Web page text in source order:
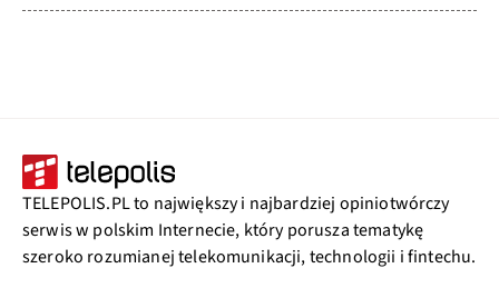
TELEPOLIS.PL to największy i najbardziej opiniotwórczy
serwis w polskim Internecie, który porusza tematykę
szeroko rozumianej telekomunikacji, technologii i fintechu.